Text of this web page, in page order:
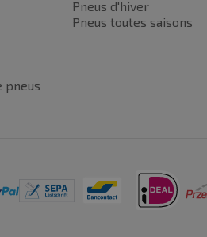
pneus
Pneus d'hiver
Pneus toutes saisons